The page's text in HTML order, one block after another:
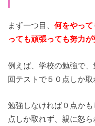
まず一つ目、何をやっ
っても頑張っても努力が
例えば、学校の勉強で
回テストで５０点しか取
勉強しなければ０点か
点しか取れず、親に怒